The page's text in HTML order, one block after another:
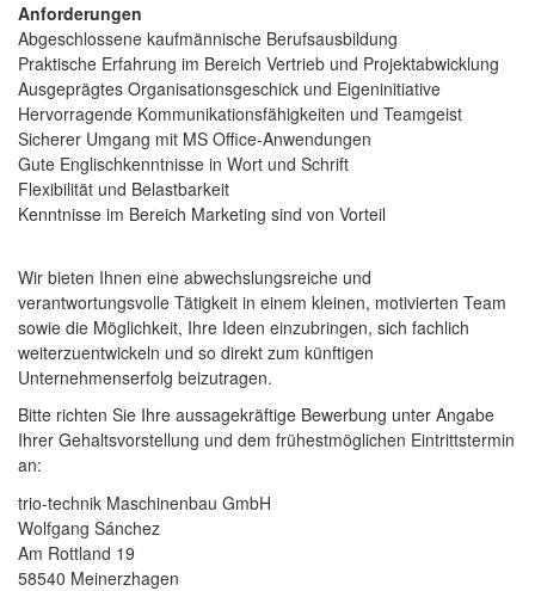
Anforderungen
Abgeschlossene kaufmännische Berufsausbildung
Praktische Erfahrung im Bereich Vertrieb und Projektabwicklung
Ausgeprägtes Organisationsgeschick und Eigeninitiative
Hervorragende Kommunikationsfähigkeiten und Teamgeist
Sicherer Umgang mit MS Office-Anwendungen
Gute Englischkenntnisse in Wort und Schrift
Flexibilität und Belastbarkeit
Kenntnisse im Bereich Marketing sind von Vorteil
Wir bieten Ihnen eine abwechslungsreiche und
verantwortungsvolle Tätigkeit in einem kleinen, motivierten Team
sowie die Möglichkeit, Ihre Ideen einzubringen, sich fachlich
weiterzuentwickeln und so direkt zum künftigen
Unternehmenserfolg beizutragen.
Bitte richten Sie Ihre aussagekräftige Bewerbung unter Angabe
Ihrer Gehaltsvorstellung und dem frühestmöglichen Eintrittstermin
an:
trio-technik Maschinenbau GmbH
Wolfgang Sánchez
Am Rottland 19
58540 Meinerzhagen